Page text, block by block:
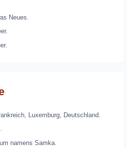
Neues.
Luxemburg, Deutschland.
namens Samka.